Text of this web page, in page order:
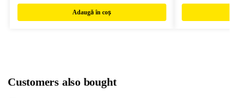
Adaugă în coș
Customers also bought